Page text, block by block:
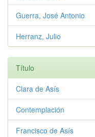
Guerra, José Antonio
Herranz, Julio
Título
Clara de Asís
Contemplación
Francisco de Asís